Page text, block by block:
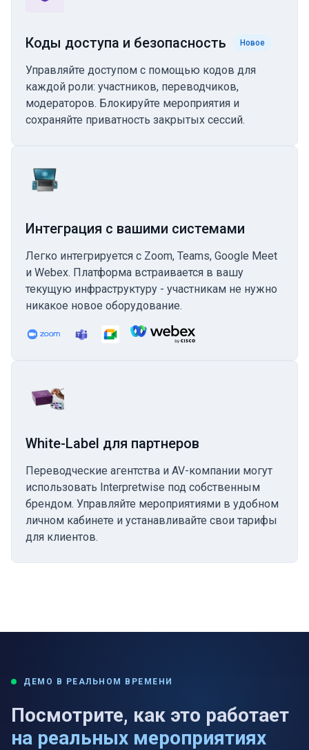
Коды доступа и безопасность Новое
Управляйте доступом с помощью кодов для
каждой роли: участников, переводчиков,
модераторов. Блокируйте мероприятия и
сохраняйте приватность закрытых сессий.
Интеграция с вашими системами
Легко интегрируется с Zoom, Teams, Google Meet
и Webex. Платформа встраивается в вашу
текущую инфраструктуру - участникам не нужно
никакое новое оборудование.
White-Label для партнеров
Переводческие агентства и AV-компании могут
использовать Interpretwise под собственным
брендом. Управляйте мероприятиями в удобном
личном кабинете и устанавливайте свои тарифы
для клиентов.
ДЕМО В РЕАЛЬНОМ ВРЕМЕНИ
Посмотрите, как это работает
на реальных мероприятиях